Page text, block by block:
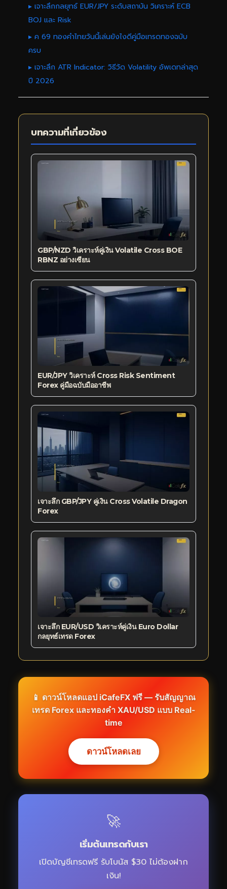
▸ เจาะลึกกลยุทธ์ EUR/JPY ระดับสถาบัน วิเคราะห์ ECB
BOJ และ Risk
▸ ค 69 ทองคำไทยวันนี้เล่นยังไงดีคู่มือเทรดทองฉบับ
ครบ
▸ เจาะลึก ATR Indicator: วิธีวัด Volatility อัพเดทล่าสุด
ปี 2026
บทความที่เกี่ยวข้อง
GBP/NZD วิเคราะห์คู่เงิน Volatile Cross BOE
RBNZ อย่างเซียน
EUR/JPY วิเคราะห์ Cross Risk Sentiment
Forex คู่มือฉบับมืออาชีพ
เจาะลึก GBP/JPY คู่เงิน Cross Volatile Dragon
Forex
เจาะลึก EUR/USD วิเคราะห์คู่เงิน Euro Dollar
กลยุทธ์เทรด Forex
📱 ดาวน์โหลดแอป iCafeFX ฟรี — รับสัญญาณ
เทรด Forex และทองคำ XAU/USD แบบ Real-
time
ดาวน์โหลดเลย
🚀
เริ่มต้นเทรดกับเรา
เปิดบัญชีเทรดฟรี รับโบนัส $30 ไม่ต้องฝาก
เงิน!